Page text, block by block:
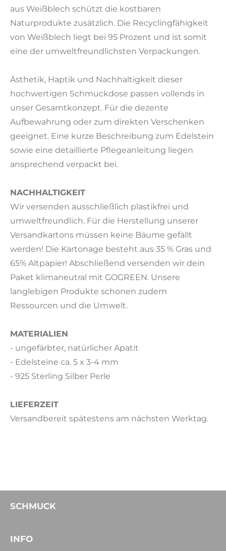
aus Weißblech schützt die kostbaren
Naturprodukte zusätzlich. Die Recyclingfähigkeit
von Weißblech liegt bei 95 Prozent und ist somit
eine der umweltfreundlichsten Verpackungen.
Ästhetik, Haptik und Nachhaltigkeit dieser
hochwertigen Schmuckdose passen vollends in
unser Gesamtkonzept. Für die dezente
Aufbewahrung oder zum direkten Verschenken
geeignet. Eine kurze Beschreibung zum Edelstein
sowie eine detaillierte Pflegeanleitung liegen
ansprechend verpackt bei.
NACHHALTIGKEIT
Wir versenden ausschließlich plastikfrei und
umweltfreundlich. Für die Herstellung unserer
Versandkartons müssen keine Bäume gefällt
werden! Die Kartonage besteht aus 35 % Gras und
65% Altpapier! Abschließend versenden wir dein
Paket klimaneutral mit GOGREEN. Unsere
langlebigen Produkte schonen zudem
Ressourcen und die Umwelt.
MATERIALIEN
- ungefärbter, natürlicher Apatit
- Edelsteine ca. 5 x 3-4 mm
- 925 Sterling Silber Perle
LIEFERZEIT
Versandbereit spätestens am nächsten Werktag.
SCHMUCK
INFO